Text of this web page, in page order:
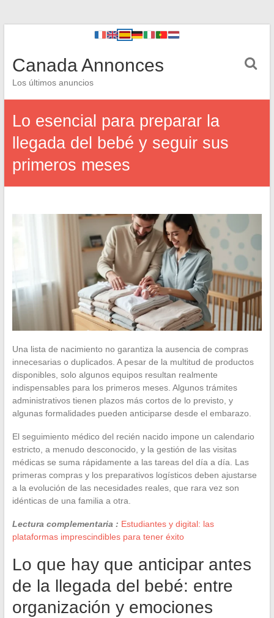
Canada Annonces
Los últimos anuncios
Lo esencial para preparar la
llegada del bebé y seguir sus
primeros meses
Una lista de nacimiento no garantiza la ausencia de compras
innecesarias o duplicados. A pesar de la multitud de productos
disponibles, solo algunos equipos resultan realmente
indispensables para los primeros meses. Algunos trámites
administrativos tienen plazos más cortos de lo previsto, y
algunas formalidades pueden anticiparse desde el embarazo.
El seguimiento médico del recién nacido impone un calendario
estricto, a menudo desconocido, y la gestión de las visitas
médicas se suma rápidamente a las tareas del día a día. Las
primeras compras y los preparativos logísticos deben ajustarse
a la evolución de las necesidades reales, que rara vez son
idénticas de una familia a otra.
Lectura complementaria : Estudiantes y digital: las
plataformas imprescindibles para tener éxito
Lo que hay que anticipar antes
de la llegada del bebé: entre
organización y emociones